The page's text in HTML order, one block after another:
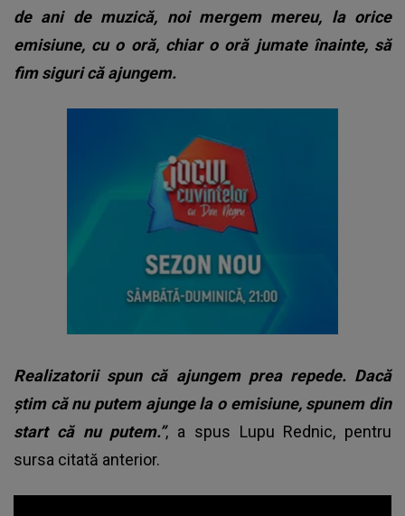
de ani de muzică, noi mergem mereu, la orice
emisiune, cu o oră, chiar o oră jumate înainte, să
fim siguri că ajungem.
Realizatorii spun că ajungem prea repede. Dacă
știm că nu putem ajunge la o emisiune, spunem din
start că nu putem.”, a spus Lupu Rednic, pentru
sursa citată anterior.